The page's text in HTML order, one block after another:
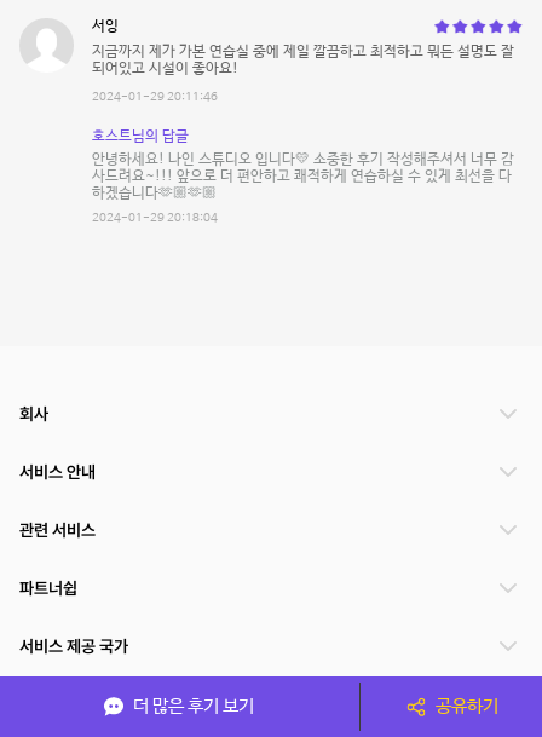
서잉
지금까지 제가 가본 연습실 중에 제일 깔끔하고 최적하고 뭐든 설명도 잘
되어있고 시설이 좋아요!
2024-01-29 20:11:46
호스트님의 답글
안녕하세요! 나인 스튜디오 입니다💛 소중한 후기 작성해주셔서 너무 감
사드려요~!!! 앞으로 더 편안하고 쾌적하게 연습하실 수 있게 최선을 다
하겠습니다🫶🏼🫶🏼
2024-01-29 20:18:04
더 많은 후기 보기 공유하기
회사
서비스 안내
관련 서비스
파트너쉽
서비스 제공 국가